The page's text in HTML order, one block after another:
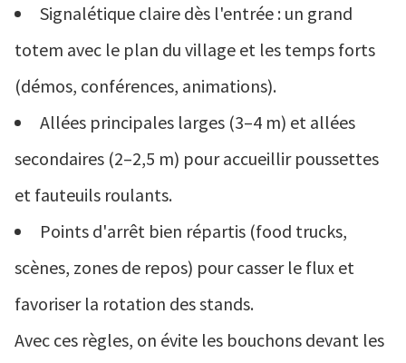
Signalétique claire dès l'entrée : un grand
totem avec le plan du village et les temps forts
(démos, conférences, animations).
Allées principales larges (3–4 m) et allées
secondaires (2–2,5 m) pour accueillir poussettes
et fauteuils roulants.
Points d'arrêt bien répartis (food trucks,
scènes, zones de repos) pour casser le flux et
favoriser la rotation des stands.
Avec ces règles, on évite les bouchons devant les